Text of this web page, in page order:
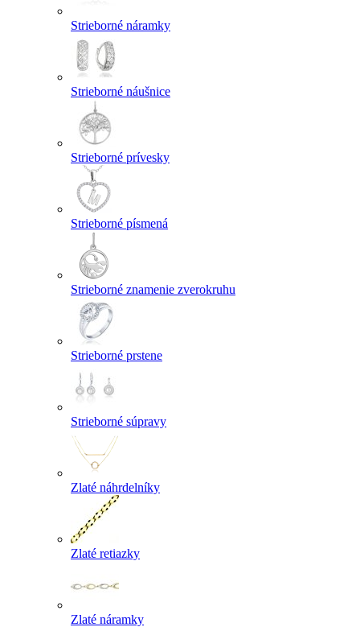
Strieborné náramky
Strieborné náušnice
Strieborné prívesky
Strieborné písmená
Strieborné znamenie zverokruhu
Strieborné prstene
Strieborné súpravy
Zlaté náhrdelníky
Zlaté retiazky
Zlaté náramky